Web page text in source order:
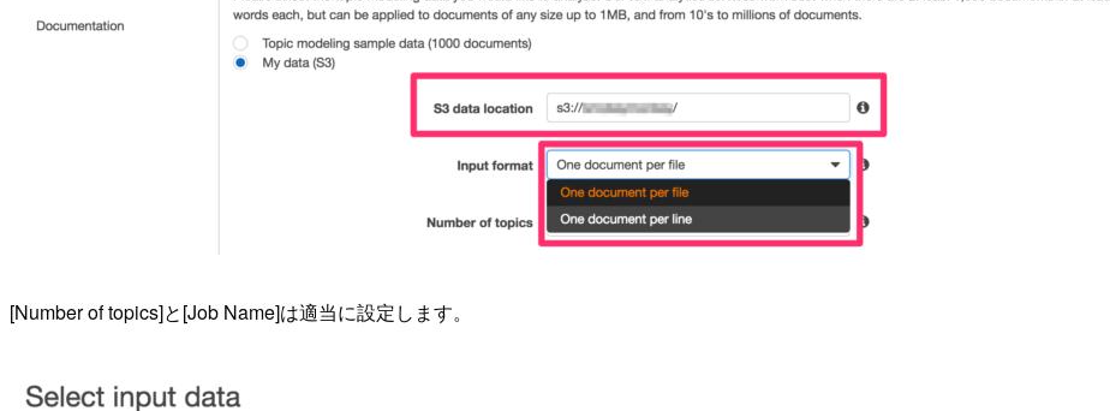
[Number of topics]と[Job Name]は適当に設定します。